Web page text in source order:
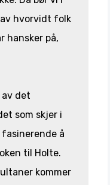
hvorvidt folk
hansker på,
det
som skjer i
å
til Holte.
kommer